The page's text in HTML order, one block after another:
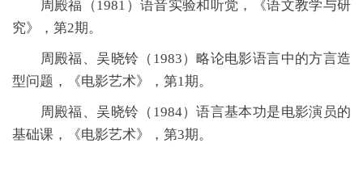
周殿福（1981）语音实验和听觉，《语文教学与研
究》，第2期。
周殿福 、吴晓铃 （ 1983）略论电影语言中的方言造
型问题，《电影艺术》， 第1期。
周殿福、吴晓铃（ 1984）语言基本功是电影演员的
基础课，《电影艺术》，第3期。